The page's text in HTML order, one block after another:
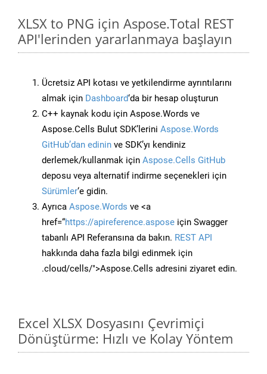
XLSX to PNG için Aspose.Total REST
API'lerinden yararlanmaya başlayın
Ücretsiz API kotası ve yetkilendirme ayrıntılarını
almak için Dashboard‘da bir hesap oluşturun
C++ kaynak kodu için Aspose.Words ve
Aspose.Cells Bulut SDK’lerini Aspose.Words
GitHub’dan edinin ve SDK’yı kendiniz
derlemek/kullanmak için Aspose.Cells GitHub
deposu veya alternatif indirme seçenekleri için
Sürümler‘e gidin.
Ayrıca Aspose.Words ve <a
href=“https://apireference.aspose için Swagger
tabanlı API Referansına da bakın. REST API
hakkında daha fazla bilgi edinmek için
.cloud/cells/">Aspose.Cells adresini ziyaret edin.
Excel XLSX Dosyasını Çevrimiçi
Dönüştürme: Hızlı ve Kolay Yöntem